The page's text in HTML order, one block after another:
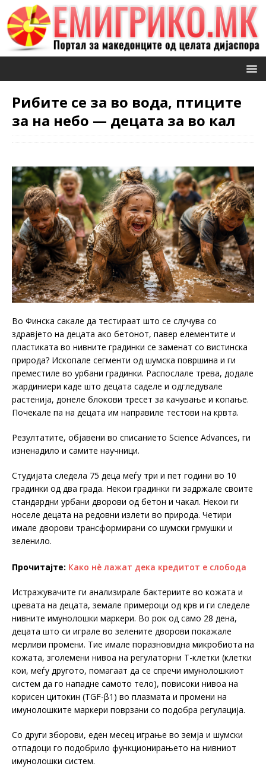
Рибите се за во вода, птиците
за на небо — децата за во кал
Во Финска сакале да тестираат што се случува со
здравјето на децата ако бетонот, павер елементите и
пластиката во нивните градинки се заменат со вистинска
природа? Ископале сегменти од шумска површина и ги
преместиле во урбани градинки. Распослале трева, додале
жардиниери каде што децата саделе и одгледувале
растенија, донеле блокови тресет за качување и копање.
Почекале па на децата им направиле тестови на крвта.
Резултатите, објавени во списанието Science Advances, ги
изненадило и самите научници.
Студијата следела 75 деца меѓу три и пет години во 10
градинки од два града. Некои градинки ги задржале своите
стандардни урбани дворови од бетон и чакал. Некои ги
носеле децата на редовни излети во природа. Четири
имале дворови трансформирани со шумски грмушки и
зеленило.
Прочитајте: Како нè лажат дека кредитот е слобода
Истражувачите ги анализирале бактериите во кожата и
цревата на децата, земале примероци од крв и ги следеле
нивните имунолошки маркери. Во рок од само 28 дена,
децата што си играле во зелените дворови покажале
мерливи промени. Тие имале поразновидна микробиота на
кожата, зголемени нивоа на регулаторни Т-клетки (клетки
кои, меѓу другото, помагаат да се спречи имунолошкиот
систем да го нападне самото тело), ​​повисоки нивоа на
корисен цитокин (TGF-β1) во плазмата и промени на
имунолошките маркери поврзани со подобра регулација.
Со други зборови, еден месец играње во земја и шумски
отпадоци го подобрило функционирањето на нивниот
имунолошки систем.